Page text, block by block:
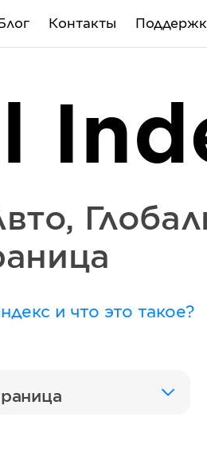
Блог Контакты
,
и что это такое?